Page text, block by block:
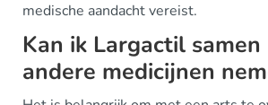
medische aandacht vereist.
Kan ik Largactil
andere medicijnen